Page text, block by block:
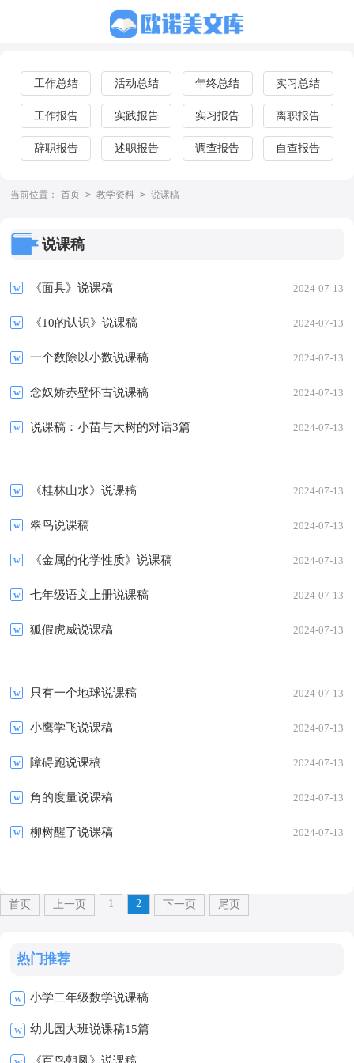
工作总结 活动总结 年终总结 实习总结
工作报告 实践报告 实习报告 离职报告
辞职报告 述职报告 调查报告 自查报告
当前位置： 首页 > 教学资料 > 说课稿
说课稿
《面具》说课稿 2024-07-13
《10的认识》说课稿 2024-07-13
一个数除以小数说课稿 2024-07-13
念奴娇赤壁怀古说课稿 2024-07-13
说课稿：小苗与大树的对话3篇 2024-07-13
《桂林山水》说课稿 2024-07-13
翠鸟说课稿 2024-07-13
《金属的化学性质》说课稿 2024-07-13
七年级语文上册说课稿 2024-07-13
狐假虎威说课稿 2024-07-13
只有一个地球说课稿 2024-07-13
小鹰学飞说课稿 2024-07-13
障碍跑说课稿 2024-07-13
角的度量说课稿 2024-07-13
柳树醒了说课稿 2024-07-13
首页 上一页 1 2 下一页 尾页
热门推荐
w 小学二年级数学说课稿
w 幼儿园大班说课稿15篇